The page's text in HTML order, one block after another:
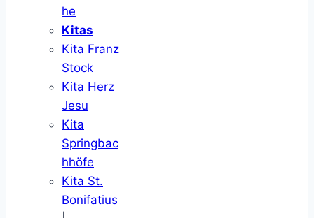
he
Kitas
Kita Franz
Stock
Kita Herz
Jesu
Kita
Springbac
hhöfe
Kita St.
Bonifatius